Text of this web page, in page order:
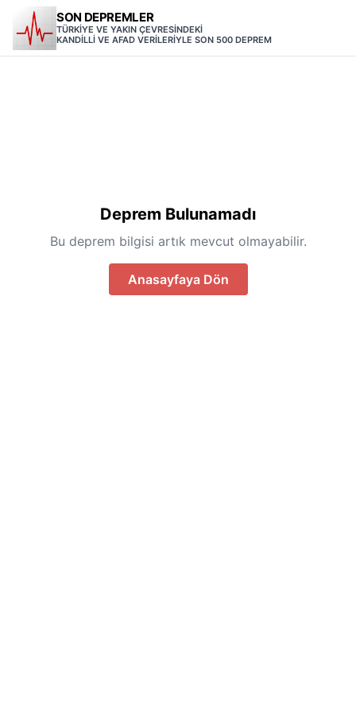
SON DEPREMLER
TÜRKİYE VE YAKIN ÇEVRESİNDEKİ
KANDİLLİ VE AFAD VERİLERİYLE SON 500 DEPREM
Deprem Bulunamadı
Bu deprem bilgisi artık mevcut olmayabilir.
Anasayfaya Dön